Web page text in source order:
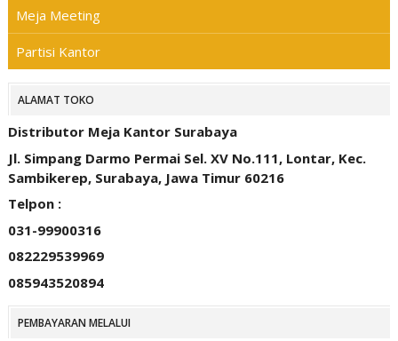
Meja Meeting
Partisi Kantor
ALAMAT TOKO
Distributor Meja Kantor Surabaya
Jl. Simpang Darmo Permai Sel. XV No.111, Lontar, Kec.
Sambikerep, Surabaya, Jawa Timur 60216
Telpon :
031-99900316
082229539969
085943520894
PEMBAYARAN MELALUI